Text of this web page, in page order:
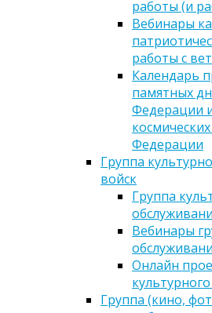
работы (и
Вебинары
работы с
Календарь
памятных
Федерации
Федерации
Группа
войск
Группа
Вебинары
Онлайн
Группа (кино,